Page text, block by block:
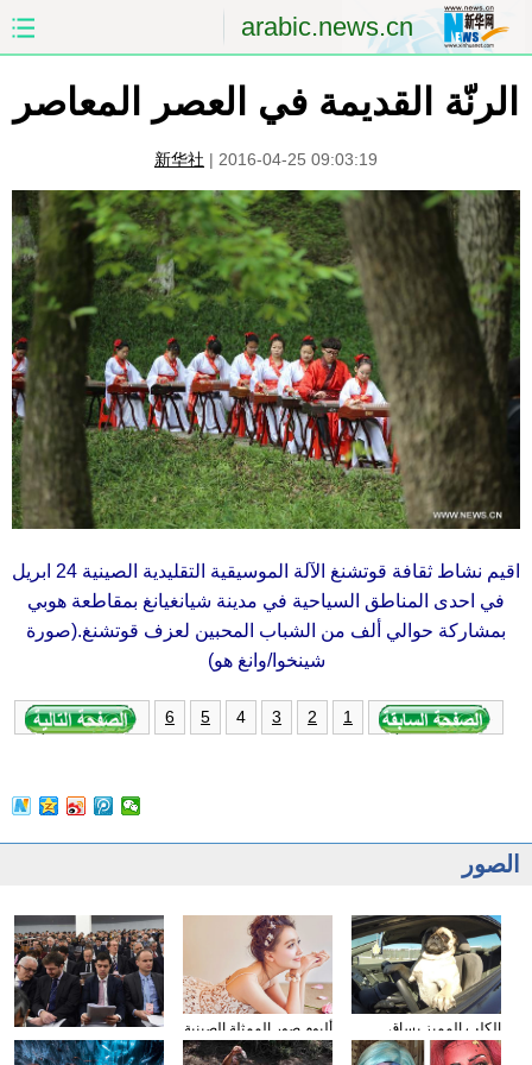
arabic.news.cn
الصفحة الأولى
الشرق الأوسط العالم
الاقتصاد الصين والعالم العربي
العلوم والصحة الثقافة والتعليم
الرياضة السياحة والبيئة
مؤتمر صحفى للخارجية الصور
الرنّة القديمة في العصر المعاصر
新华社 | 2016-04-25 09:03:19
اقيم نشاط ثقافة قوتشنغ الآلة الموسيقية التقليدية الصينية 24 ابريل
في احدى المناطق السياحية في مدينة شيانغيانغ بمقاطعة هوبي
بمشاركة حوالي ألف من الشباب المحبين لعزف قوتشنغ.(صورة
شينخوا/وانغ هو)
1
2
3
4
5
6
الصور
وسائل الإعلام الأجنبية
تولي اهتمامها بتقرير عمل
ألبوم صور الممثلة الصينية
سون تشيان
الكلب المميز يساق
السيارات